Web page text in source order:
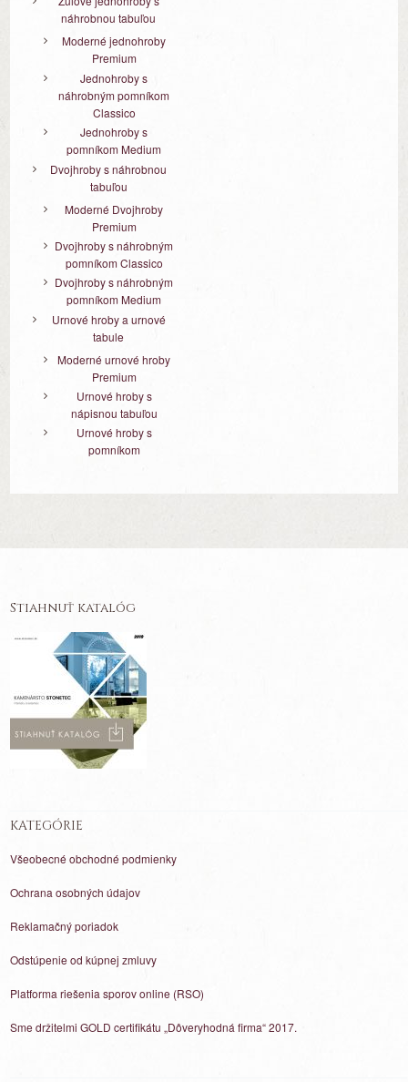
náhrobnou tabuľou
Moderné jednohroby
Premium
Jednohroby s
náhrobným pomníkom
Classico
Jednohroby s
pomníkom Medium
Dvojhroby s náhrobnou
tabuľou
Moderné Dvojhroby
Premium
Dvojhroby s náhrobným
pomníkom Classico
Dvojhroby s náhrobným
pomníkom Medium
Urnové hroby a urnové
tabule
Moderné urnové hroby
Premium
Urnové hroby s
nápisnou tabuľou
Urnové hroby s
pomníkom
Stiahnuť katalóg
KATEGÓRIE
Všeobecné obchodné podmienky
Ochrana osobných údajov
Reklamačný poriadok
Odstúpenie od kúpnej zmluvy
Platforma riešenia sporov online (RSO)
Sme držitelmi GOLD certifikátu „Dôveryhodná firma“ 2017.